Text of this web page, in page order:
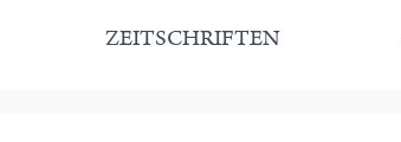
ZEITSCHRIFTEN